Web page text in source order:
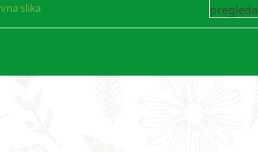
slika pregleda